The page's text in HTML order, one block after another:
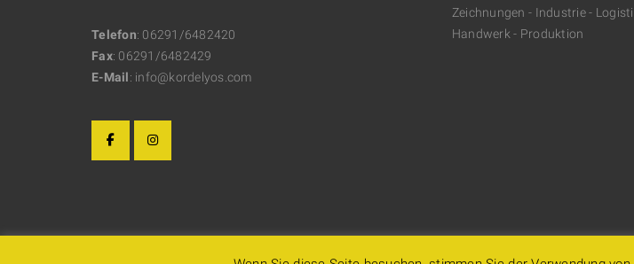
Telefon: 06291/6482420
Fax: 06291/6482429
E-Mail: info@kordelyos.com
Zeichnungen - Industrie -
Handwerk - Produktion